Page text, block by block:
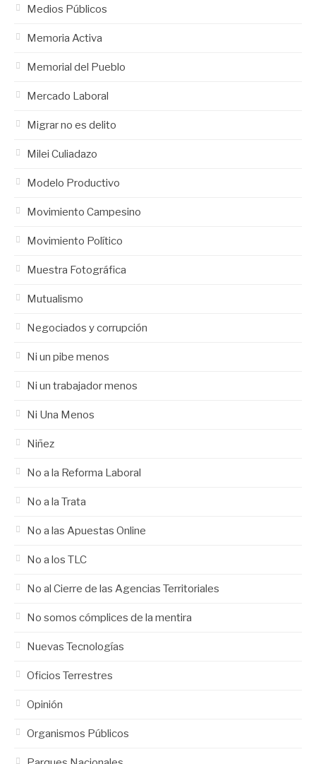
Medios Públicos
Memoria Activa
Memorial del Pueblo
Mercado Laboral
Migrar no es delito
Milei Culiadazo
Modelo Productivo
Movimiento Campesino
Movimiento Político
Muestra Fotográfica
Mutualismo
Negociados y corrupción
Ni un pibe menos
Ni un trabajador menos
Ni Una Menos
Niñez
No a la Reforma Laboral
No a la Trata
No a las Apuestas Online
No a los TLC
No al Cierre de las Agencias Territoriales
No somos cómplices de la mentira
Nuevas Tecnologías
Oficios Terrestres
Opinión
Organismos Públicos